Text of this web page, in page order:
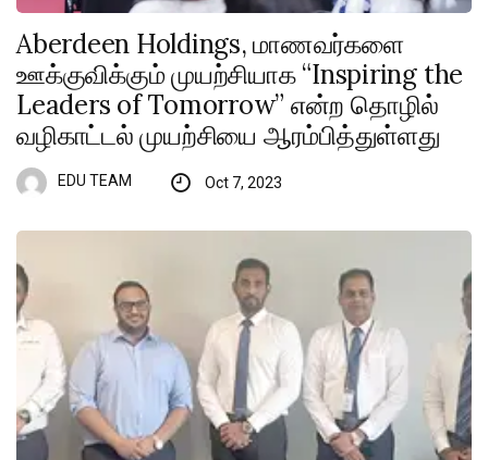
Aberdeen Holdings, மாணவர்களை
ஊக்குவிக்கும் முயற்சியாக “Inspiring the
Leaders of Tomorrow” என்ற தொழில்
வழிகாட்டல் முயற்சியை ஆரம்பித்துள்ளது
EDU TEAM Oct 7, 2023